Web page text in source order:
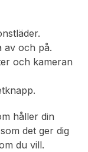
av och på.
och kameran
håller din
det ger dig
du vill.